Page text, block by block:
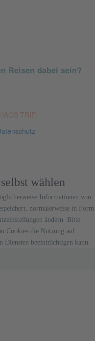
Reisen dabei sein?
TRIP
wählen
Informationen von
normalerweise in Form
ändern. Bitte
Cookies die Nutzung auf
Diensten beeinträchtigen kann.